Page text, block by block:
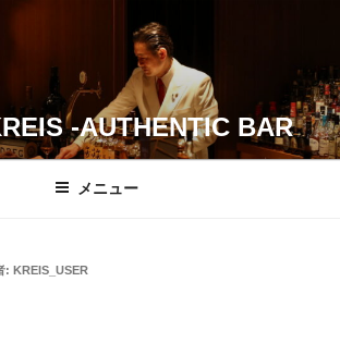
-AUTHENTIC BAR
メニュー
: KREIS_USER